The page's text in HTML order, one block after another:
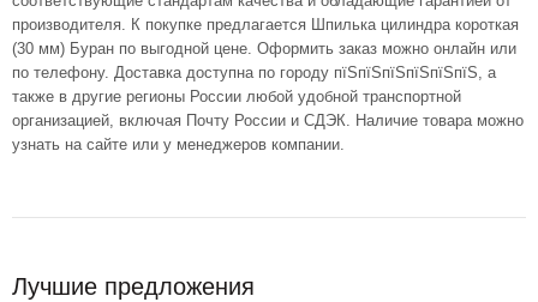
производителя. К покупке предлагается Шпилька цилиндра короткая
(30 мм) Буран по выгодной цене. Оформить заказ можно онлайн или
по телефону. Доставка доступна по городу пїЅпїЅпїЅпїЅпїЅпїЅ, а
также в другие регионы России любой удобной транспортной
организацией, включая Почту России и СДЭК. Наличие товара можно
узнать на сайте или у менеджеров компании.
Лучшие предложения